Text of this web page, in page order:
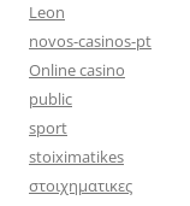
Leon
novos-casinos-pt
Online casino
public
sport
stoiximatikes
στοιχηματικες